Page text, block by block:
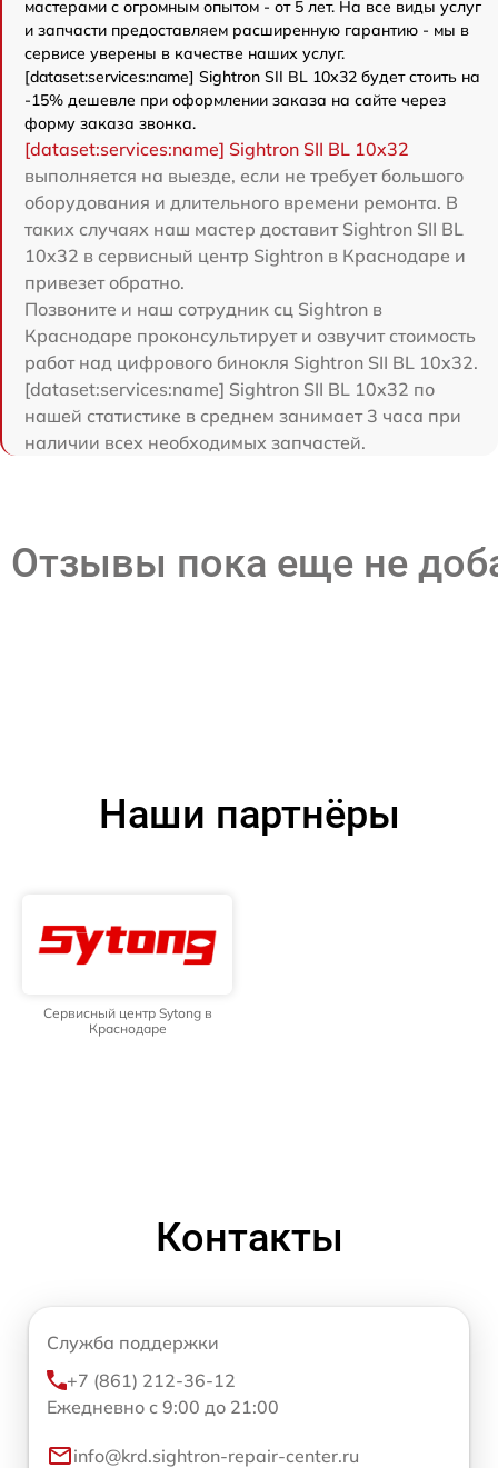
мастерами с огромным опытом - от 5 лет. На все виды услуг
и запчасти предоставляем расширенную гарантию - мы в
сервисе уверены в качестве наших услуг.
[dataset:services:name] Sightron SII BL 10x32 будет стоить на
-15% дешевле при оформлении заказа на сайте через
форму заказа звонка.
[dataset:services:name] Sightron SII BL 10x32
выполняется на выезде, если не требует большого
оборудования и длительного времени ремонта. В
таких случаях наш мастер доставит Sightron SII BL
10x32 в сервисный центр Sightron в Краснодаре и
привезет обратно.
Позвоните и наш сотрудник сц Sightron в
Краснодаре проконсультирует и озвучит стоимость
работ над цифрового бинокля Sightron SII BL 10x32.
[dataset:services:name] Sightron SII BL 10x32 по
нашей статистике в среднем занимает 3 часа при
наличии всех необходимых запчастей.
Отзывы пока еще не
Наши партнёры
Сервисный центр Sytong в
Краснодаре
Контакты
Служба поддержки
+7 (861) 212-36-12
Ежедневно с 9:00 до 21:00
info@krd.sightron-repair-center.ru